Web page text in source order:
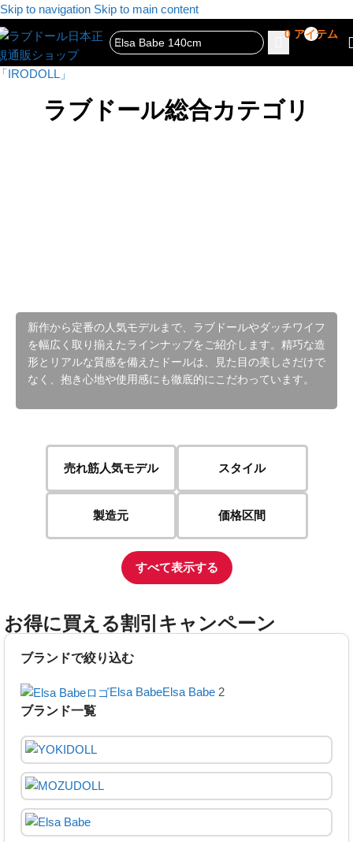
Skip to navigation Skip to main content
0 アイテム
ラブドール総合カテゴリ
新作から定番の人気モデルまで、ラブドールやダッチワイフ
を幅広く取り揃えたラインナップをご紹介します。精巧な造
形とリアルな質感を備えたドールは、見た目の美しさだけで
なく、抱き心地や使用感にも徹底的にこだわっています。
売れ筋人気モデル スタイル
製造元 価格区間
すべて表示する
お得に買える割引キャンペーン
ブランドで絞り込む
Elsa BabeElsa Babe 2
ブランド一覧